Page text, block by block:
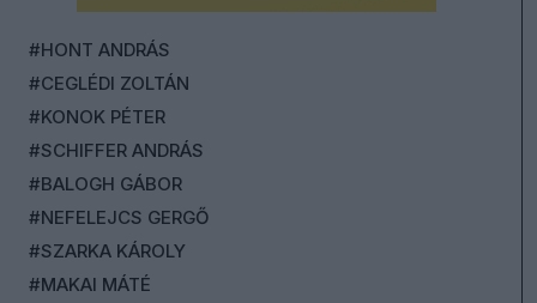
#HONT ANDRÁS
#CEGLÉDI ZOLTÁN
#KONOK PÉTER
#SCHIFFER ANDRÁS
#BALOGH GÁBOR
#NEFELEJCS GERGŐ
#SZARKA KÁROLY
#MAKAI MÁTÉ